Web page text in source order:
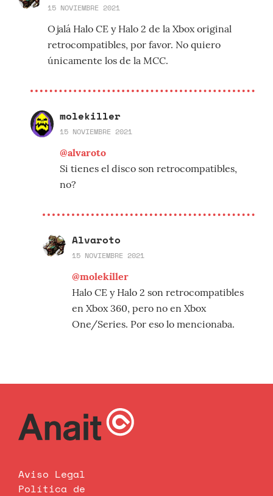
15 NOVIEMBRE 2021
Ojalá Halo CE y Halo 2 de la Xbox original
retrocompatibles, por favor. No quiero
únicamente los de la MCC.
molekiller
15 NOVIEMBRE 2021
@alvaroto
Si tienes el disco son retrocompatibles,
no?
Alvaroto
15 NOVIEMBRE 2021
@molekiller
Halo CE y Halo 2 son retrocompatibles
en Xbox 360, pero no en Xbox
One/Series. Por eso lo mencionaba.
Aviso Legal
Política de